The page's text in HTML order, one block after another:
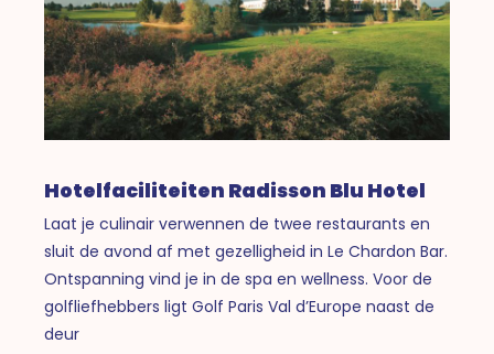
Hotelfaciliteiten Radisson Blu Hotel
Laat je culinair verwennen de twee restaurants en
sluit de avond af met gezelligheid in Le Chardon Bar.
Ontspanning vind je in de spa en wellness. Voor de
golfliefhebbers ligt Golf Paris Val d’Europe naast de
deur